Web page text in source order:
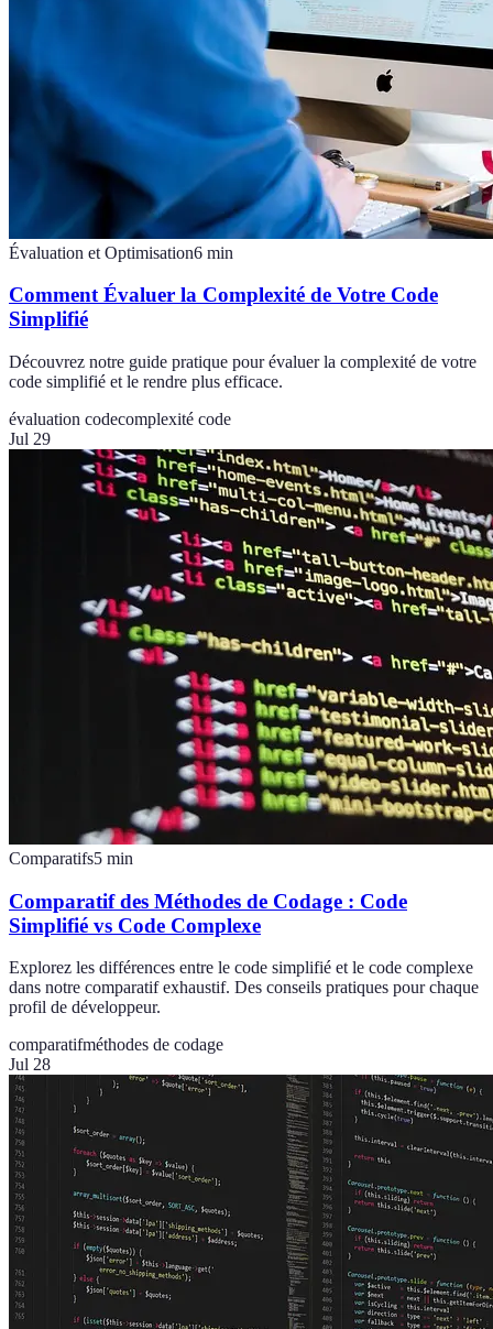
Évaluation et Optimisation6 min
Comment Évaluer la Complexité de Votre Code
Simplifié
Découvrez notre guide pratique pour évaluer la complexité de votre
code simplifié et le rendre plus efficace.
évaluation codecomplexité code
Jul 29
Comparatifs5 min
Comparatif des Méthodes de Codage : Code
Simplifié vs Code Complexe
Explorez les différences entre le code simplifié et le code complexe
dans notre comparatif exhaustif. Des conseils pratiques pour chaque
profil de développeur.
comparatifméthodes de codage
Jul 28